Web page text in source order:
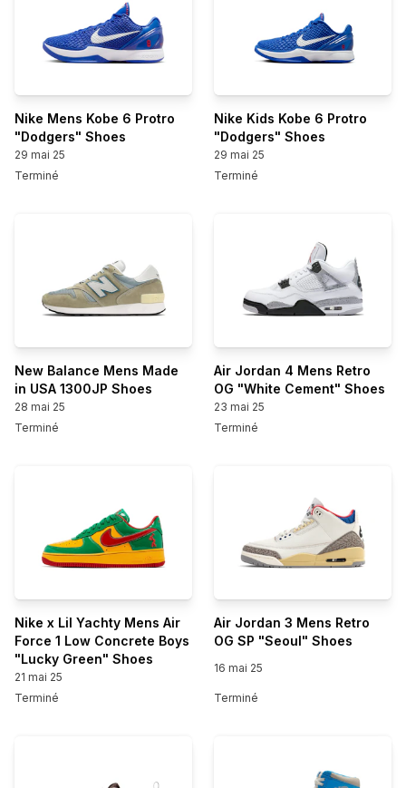
Nike Mens Kobe 6 Protro
"Dodgers" Shoes
29 mai 25
Terminé
Nike Kids Kobe 6 Protro
"Dodgers" Shoes
29 mai 25
Terminé
New Balance Mens Made
in USA 1300JP Shoes
28 mai 25
Terminé
Air Jordan 4 Mens Retro
OG "White Cement" Shoes
23 mai 25
Terminé
Nike x Lil Yachty Mens Air
Force 1 Low Concrete Boys
"Lucky Green" Shoes
21 mai 25
Terminé
Air Jordan 3 Mens Retro
OG SP "Seoul" Shoes
16 mai 25
Terminé